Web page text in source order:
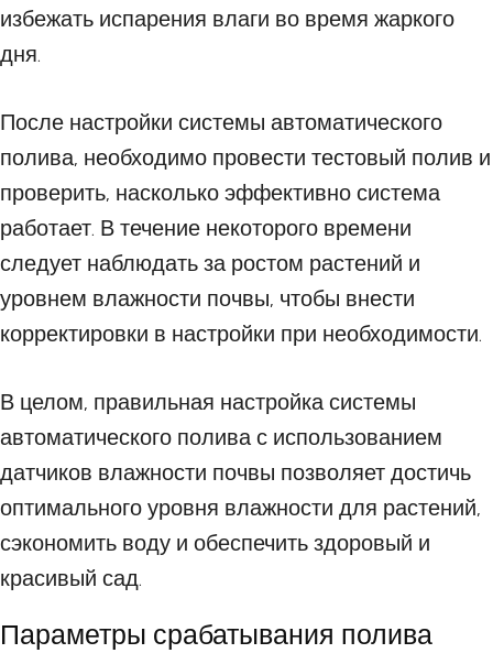
избежать испарения влаги во время жаркого
дня.
После настройки системы автоматического
полива, необходимо провести тестовый полив и
проверить, насколько эффективно система
работает. В течение некоторого времени
следует наблюдать за ростом растений и
уровнем влажности почвы, чтобы внести
корректировки в настройки при необходимости.
В целом, правильная настройка системы
автоматического полива с использованием
датчиков влажности почвы позволяет достичь
оптимального уровня влажности для растений,
сэкономить воду и обеспечить здоровый и
красивый сад.
Параметры срабатывания полива